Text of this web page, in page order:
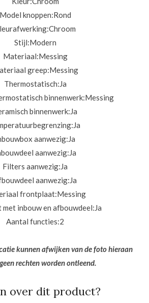
Model knoppen:Rond
Chroom
Stijl:Modern
Materiaal:Messing
greep:Messing
Thermostatisch:Ja
binnenwerk:Messing
binnenwerk:Ja
Ja
aanwezig:Ja
aanwezig:Ja
Filters aanwezig:Ja
aanwezig:Ja
frontplaat:Messing
met inbouw en afbouwdeel:Ja
Aantal functies:2
kunnen afwijken van de foto hieraan
rechten worden ontleend.
over dit product?